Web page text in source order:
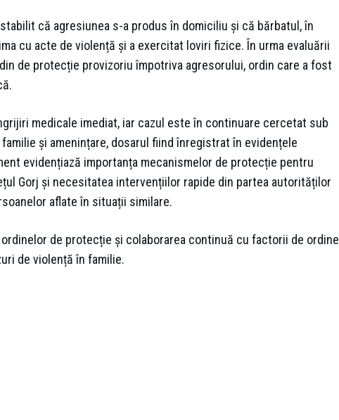
că agresiunea s-a produs în domiciliu și că bărbatul, în
cu acte de violență și a exercitat loviri fizice. În urma evaluării
de protecție provizoriu împotriva agresorului, ordin care a fost
medicale imediat, iar cazul este în continuare cercetat sub
și amenințare, dosarul fiind înregistrat în evidențele
evidențiază importanța mecanismelor de protecție pentru
Gorj și necesitatea intervențiilor rapide din partea autorităților
aflate în situații similare.
de protecție și colaborarea continuă cu factorii de ordine
de violență în familie.